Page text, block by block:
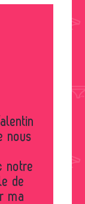
nous
notre
de
ma